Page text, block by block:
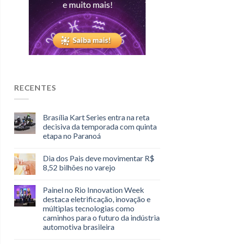
RECENTES
Brasília Kart Series entra na reta
decisiva da temporada com quinta
etapa no Paranoá
Dia dos Pais deve movimentar R$
8,52 bilhões no varejo
Painel no Rio Innovation Week
destaca eletrificação, inovação e
múltiplas tecnologias como
caminhos para o futuro da indústria
automotiva brasileira